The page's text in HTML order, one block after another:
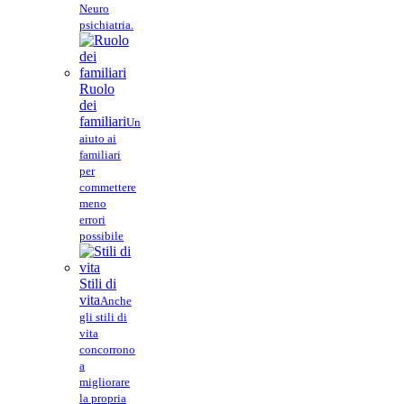
Neuro
psichiatria.
Ruolo
dei
familiariUn
aiuto ai
familiari
per
commettere
meno
errori
possibile
Stili di
vitaAnche
gli stili di
vita
concorrono
a
migliorare
la propria